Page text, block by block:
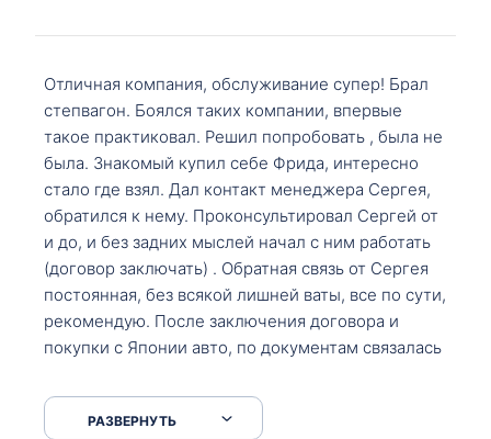
Отличная компания, обслуживание супер! Брал
степвагон. Боялся таких компании, впервые
такое практиковал. Решил попробовать , была не
была. Знакомый купил себе Фрида, интересно
стало где взял. Дал контакт менеджера Сергея,
обратился к нему. Проконсультировал Сергей от
и до, и без задних мыслей начал с ним работать
(договор заключать) . Обратная связь от Сергея
постоянная, без всякой лишней ваты, все по сути,
рекомендую. После заключения договора и
покупки с Японии авто, по документам связалась
что заполнить, куда зайти, образцы и т.д. После
приехал за авто. Меня тепло встретили Сергей с
РАЗВЕРНУТЬ